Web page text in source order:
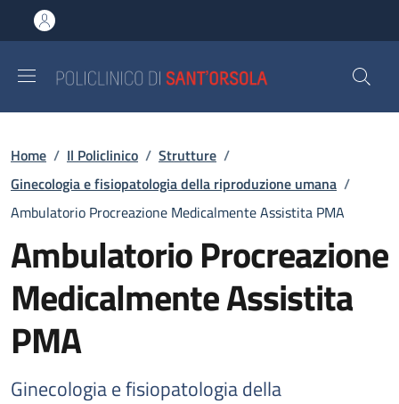
al contenuto principale
to footer content
Briciole di pane
Home / Il Policlinico / Strutture /
Ginecologia e fisiopatologia della riproduzione umana /
Ambulatorio Procreazione Medicalmente Assistita PMA
Ambulatorio Procreazione
Medicalmente Assistita
PMA
Ginecologia e fisiopatologia della